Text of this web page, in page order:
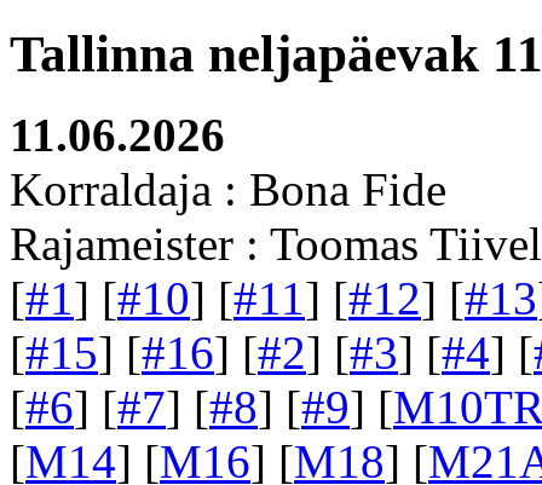
Tallinna neljapäevak
11.06.2026
Korraldaja : Bona Fide
Rajameister : Toomas Tiivel
[#1] [#10] [#11] [#12] [#13
[#15] [#16] [#2] [#3] [#4] [
[#6] [#7] [#8] [#9] [
[M14] [M16] [M18] [